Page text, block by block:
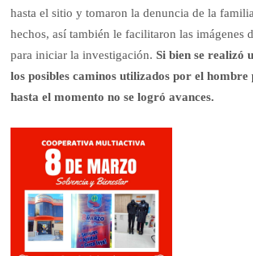
hasta el sitio y tomaron la denuncia de la
hechos, así también le facilitaron las imágenes
para iniciar la investigación.Si bien se realizó
los posibles caminos utilizados por el hombre
hasta el momento no se logró avances.